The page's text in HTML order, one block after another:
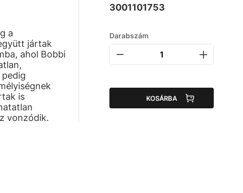
a
jártak
ahol Bobbi
is
vonzódik.
3001101753
Darabszám
KOSÁRBA